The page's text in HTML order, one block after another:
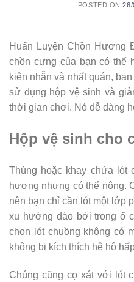
POSTED ON26/
Huấn Luyện Chồn Hương
chồn cưng của bạn có thể
kiên nhẫn và nhất quán,
sử dụng hộp vệ sinh và
thời gian chơi. Nó dễ dàng
Hộp vệ sinh cho
Thùng hoặc khay chứa lót
hương nhưng có thể nông.
nên bạn chỉ cần lót một lớp
xu hướng đào bới trong ổ
chọn lót chuồng không có
không bị kích thích hệ hô
Chúng cũng cọ xát với lót